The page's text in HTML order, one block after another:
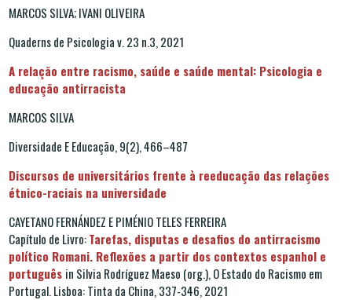
MARCOS SILVA; IVANI OLIVEIRA
Quaderns de Psicologia v. 23 n.3, 2021
A relação entre racismo, saúde e saúde mental: Psicologia e
educação antirracista
MARCOS SILVA
Diversidade E Educação, 9(2), 466–487
Discursos de universitários frente à reeducação das relações
étnico-raciais na universidade
CAYETANO FERNÁNDEZ E PIMÉNIO TELES FERREIRA
Capítulo de Livro:Tarefas, disputas e desafios do antirracismo
político Romani. Reflexões a partir dos contextos espanhol e
português in Silvia Rodríguez Maeso (org.), O Estado do Racismo em
Portugal. Lisboa: Tinta da China, 337-346, 2021